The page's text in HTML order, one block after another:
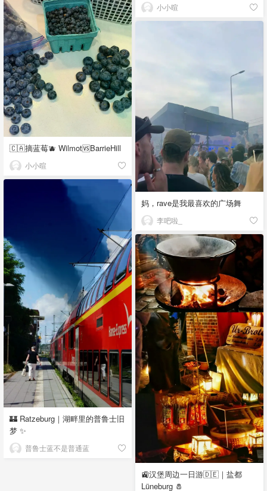
小小暄
🇨🇦摘蓝莓🫐 Wilmot🆚BarrieHill
小小暄
妈，rave是我最喜欢的广场舞
李吧啦_
🏰 Ratzeburg｜湖畔里的普鲁士旧
梦 ✨
普鲁士蓝不是普通蓝
🚉汉堡周边一日游🇩🇪｜盐都
Lüneburg 🧂